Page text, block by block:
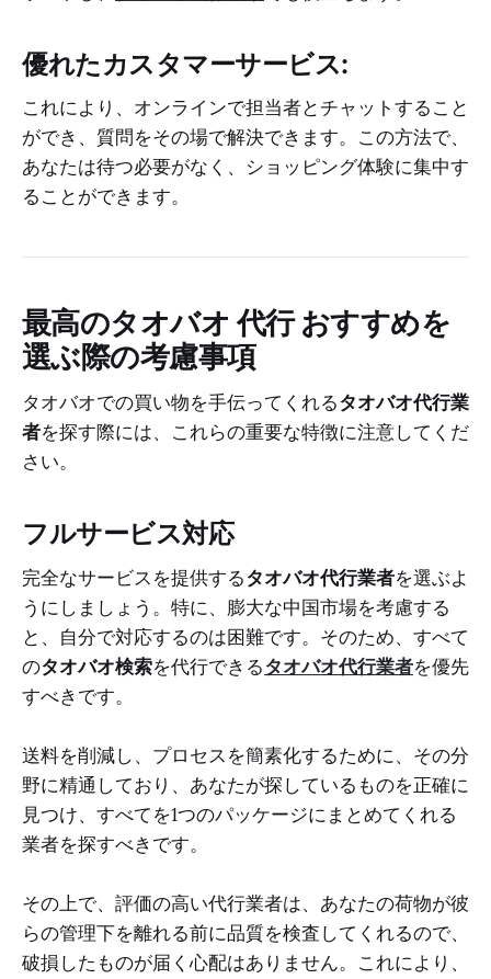
優れたカスタマーサービス:
これにより、オンラインで担当者とチャットすること
ができ、質問をその場で解決できます。この方法で、
あなたは待つ必要がなく、ショッピング体験に集中す
ることができます。
最高のタオバオ 代行 おすすめを
選ぶ際の考慮事項
タオバオでの買い物を手伝ってくれるタオバオ代行業
者を探す際には、これらの重要な特徴に注意してくだ
さい。
フルサービス対応
完全なサービスを提供するタオバオ代行業者を選ぶよ
うにしましょう。特に、膨大な中国市場を考慮する
と、自分で対応するのは困難です。そのため、すべて
のタオバオ検索を代行できるタオバオ代行業者を優先
すべきです。
送料を削減し、プロセスを簡素化するために、その分
野に精通しており、あなたが探しているものを正確に
見つけ、すべてを1つのパッケージにまとめてくれる
業者を探すべきです。
その上で、評価の高い代行業者は、あなたの荷物が彼
らの管理下を離れる前に品質を検査してくれるので、
破損したものが届く心配はありません。これにより、